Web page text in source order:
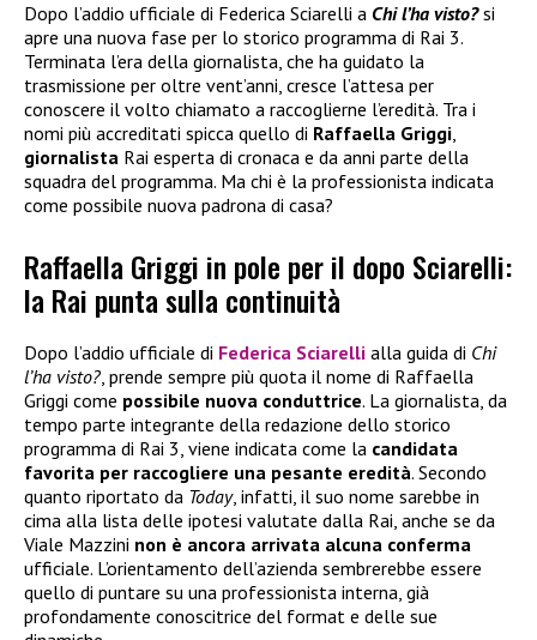
Dopo l’addio ufficiale di Federica Sciarelli a Chi l’ha visto?si
apre una nuova fase per lo storico programma di Rai 3.
Terminata l’era della giornalista, che ha guidato la
trasmissione per oltre vent’anni, cresce l’attesa per
conoscere il volto chiamato a raccoglierne l’eredità. Tra i
nomi più accreditati spicca quello di Raffaella Griggi,
giornalista Rai esperta di cronaca e da anni parte della
squadra del programma. Ma chi è la professionista indicata
come possibile nuova padrona di casa?
Raffaella Griggi in pole per il dopo Sciarelli:
la Rai punta sulla continuità
Dopo l’addio ufficiale di Federica Sciarelli alla guida di Chi
l’ha visto? , prende sempre più quota il nome di Raffaella
Griggi come possibile nuova conduttrice. La giornalista, da
tempo parte integrante della redazione dello storico
programma di Rai 3, viene indicata come la candidata
favorita per raccogliere una pesante eredità. Secondo
quanto riportato da Today, infatti, il suo nome sarebbe in
cima alla lista delle ipotesi valutate dalla Rai, anche se da
Viale Mazzini non è ancora arrivata alcuna conferma
ufficiale. L’orientamento dell’azienda sembrerebbe essere
quello di puntare su una professionista interna, già
profondamente conoscitrice del format e delle sue